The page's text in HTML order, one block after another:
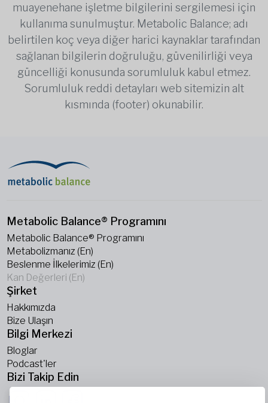
muayenehane işletme bilgilerini sergilemesi için
kullanıma sunulmuştur. Metabolic Balance; adı
belirtilen koç veya diğer harici kaynaklar tarafından
sağlanan bilgilerin doğruluğu, güvenilirliği veya
güncelliği konusunda sorumluluk kabul etmez.
Sorumluluk reddi detayları web sitemizin alt
kısmında (footer) okunabilir.
Metabolic Balance® Programını
Metabolic Balance® Programını
Metabolizmanız (En)
Beslenme İlkelerimiz (En)
Kan Değerleri (En)
Şirket
Hakkımızda
Bize Ulaşın
Bilgi Merkezi
Bloglar
Podcast'ler
Bizi Takip Edin